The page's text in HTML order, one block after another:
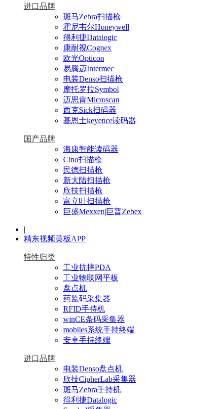
进口品牌
斑马Zebra扫描枪
霍尼韦尔Honeywell
得利捷Datalogic
康耐视Cognex
欧光Opticon
易腾迈Intermec
电装Denso扫描枪
摩托罗拉Symbol
迈思肯Microscan
西克Sick扫码器
基恩士keyence读码器
国产品牌
海康智能读码器
Cino扫描枪
民德扫描枪
新大陆扫描枪
欣技扫描枪
富立叶扫描枪
巨盛Mexxen|巨普Zebex
|
精东视频黄板APP
特性归类
工业抗摔PDA
工业物联网平板
盘点机
药监码采集器
RFID手持机
winCE条码采集器
mobiles系统手持终端
安卓手持终端
进口品牌
电装Denso盘点机
欣技CipherLab采集器
斑马Zebra手持机
得利捷Datalogic